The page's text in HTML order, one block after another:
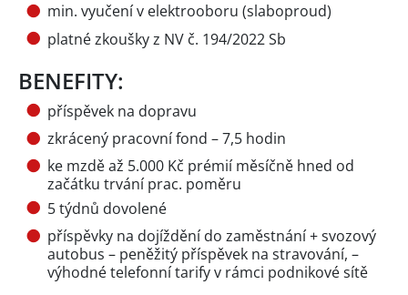
min. vyučení v elektrooboru (slaboproud)
platné zkoušky z NV č. 194/2022 Sb
BENEFITY:
příspěvek na dopravu
zkrácený pracovní fond – 7,5 hodin
ke mzdě až 5.000 Kč prémií měsíčně hned od
začátku trvání prac. poměru
5 týdnů dovolené
příspěvky na dojíždění do zaměstnání + svozový
autobus – peněžitý příspěvek na stravování, –
výhodné telefonní tarify v rámci podnikové sítě